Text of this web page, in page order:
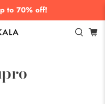
to 70% off!